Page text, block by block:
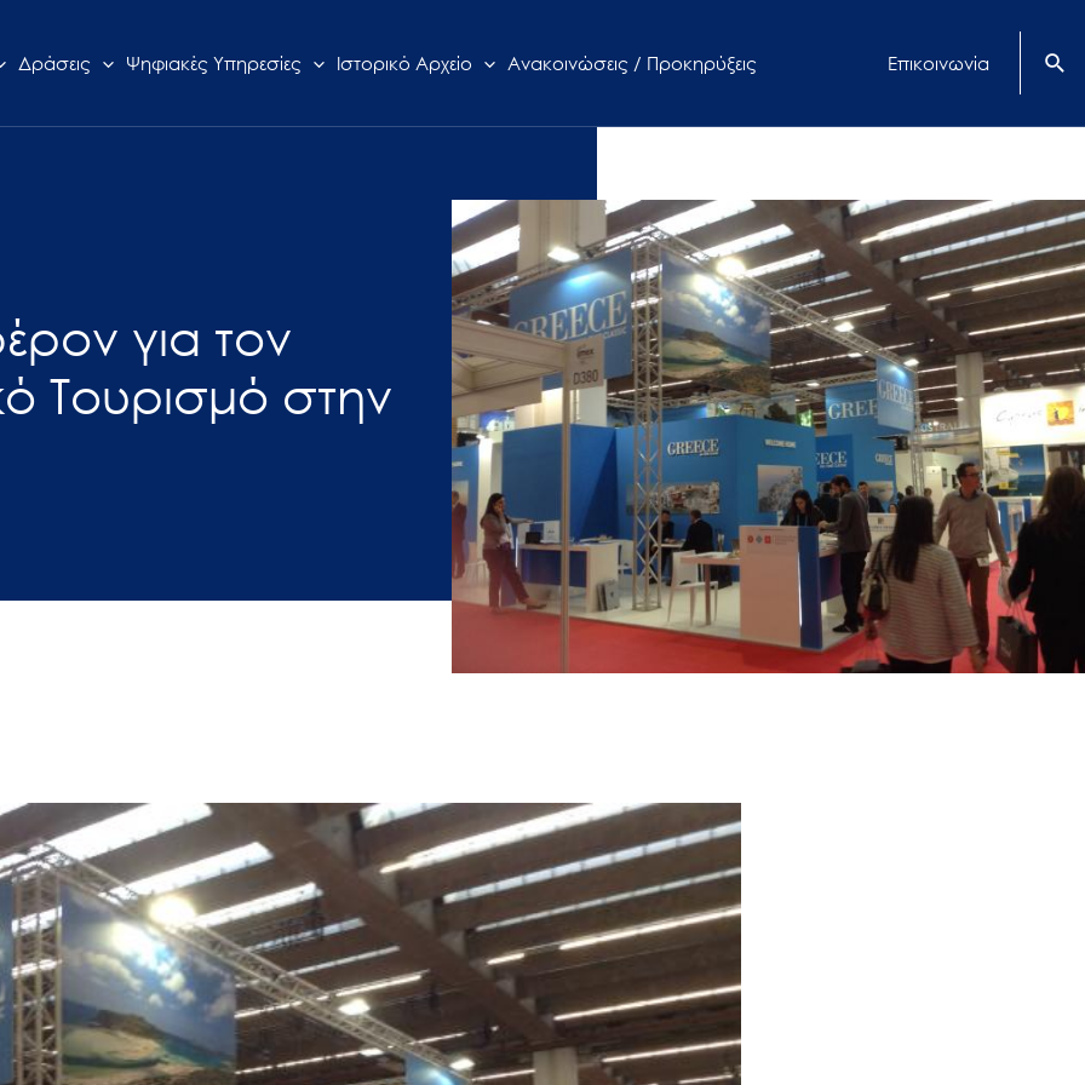
Δράσεις Ψηφιακές Υπηρεσίες Ιστορικό Αρχείο Ανακοινώσεις / Προκηρύξεις Επικοινωνία
για τον
Τουρισμό στην